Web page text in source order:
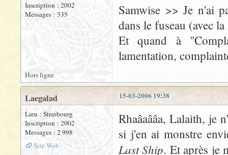
Inscription : 2002
Messages : 335
Samwise >> Je n'ai
dans le fuseau (avec
Et quand à
lamentation,
Hors ligne
15-03-2006 19:38
Laegalad
Lieu : Strasbourg
Inscription : 2002
Messages : 2 998
Site Web
Rhaâaââa, Lalaith, je
si j'en ai monstre
Last Ship. Et après je